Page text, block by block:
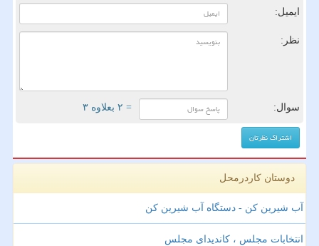
ایمیل:
نظر:
سوال: = ۲ بعلاوه ۳
دوستان کاردرمحل
آب شیرین کن - دستگاه آب شیرین کن
انتخابات مجلس ، کاندیدای مجلس